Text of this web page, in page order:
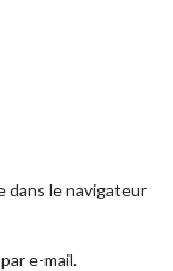
dans le navigateur
e-mail.